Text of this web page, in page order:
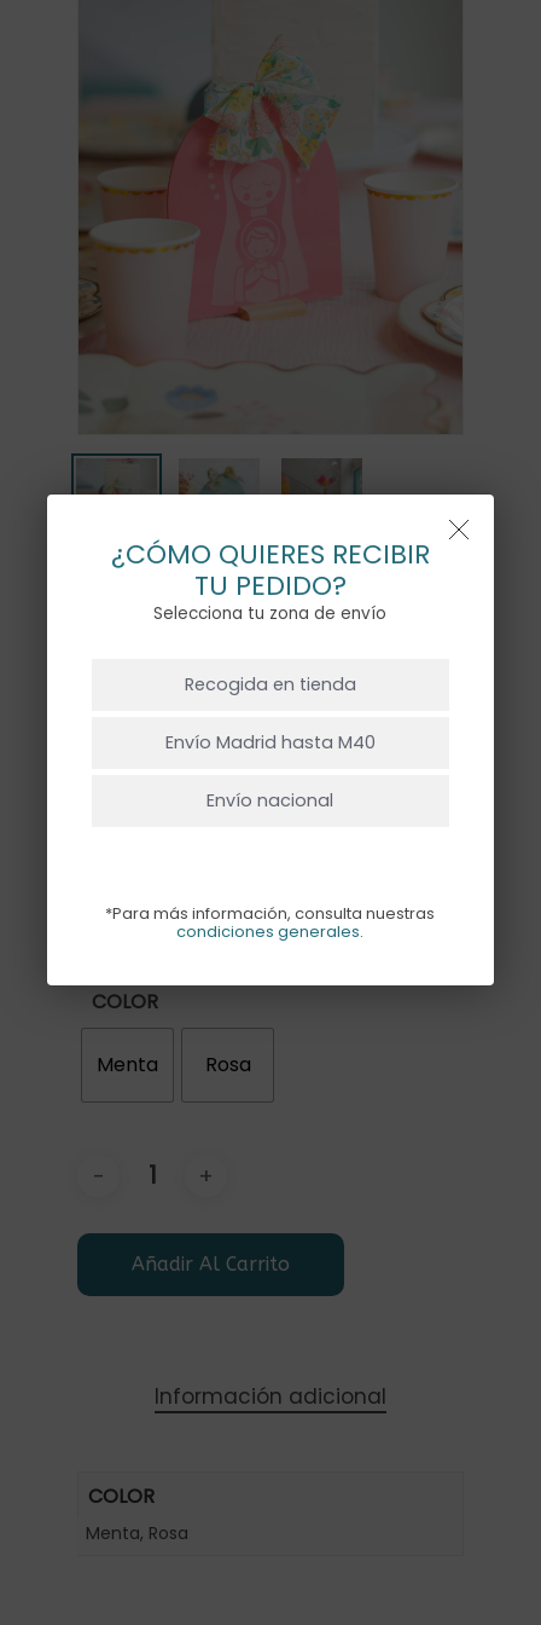
CENTRO DE MESA
€
con la virgencita, decorado con un retal
Trae un pie para sujetar y mide 15x17cm.
COLOR
Menta Rosa
Añadir Al Carrito
Información adicional
COLOR
Menta, Rosa
¿CÓMO QUIERES RECIBIR
TU PEDIDO?
Selecciona tu zona de envío
Recogida en tienda
Envío Madrid hasta M40
Envío nacional
*Para más información, consulta nuestras
condiciones generales.